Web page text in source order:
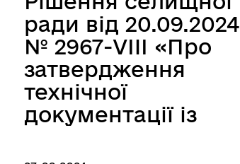
Березівського
району Одеської
області»
знаходиться у
власності
громадянки
Руденко Олени
Карпівни в межах
території
Миколаївської
ради від 20.09.2024
№ 2967-VIII «Про
затвердження
технічної
документації із